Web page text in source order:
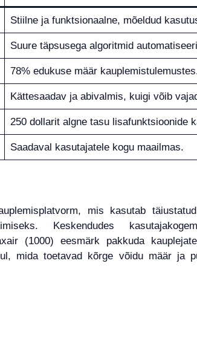
Stiilne ja funktsionaalne, mõeldud
Suure täpsusega algoritmid
78% edukuse määr
Kättesaadav ja abivalmis, kuigi võib
250 dollarit algne tasu lisafunktsioonide
Saadaval kasutajatele kogu maailmas.
mis kasutab
Keskendudes
(1000) eesmärk pakkuda
mida toetavad kõrge võidu määr ja